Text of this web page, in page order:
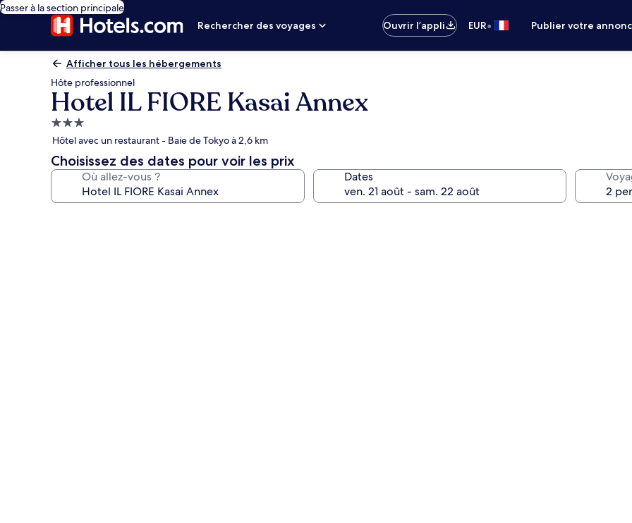
Passer à la section principale
Rechercher des voyages
Ouvrir l’appli EUR• Publier votre
Afficher tous les hébergements
Hôte professionnel
Hotel IL FIORE Kasai Annex
Hébergement
3.0 étoiles
Hôtel avec un restaurant - Baie de Tokyo à 2,6 km
Choisissez des dates pour voir les prix
Où allez-vous ? Dates